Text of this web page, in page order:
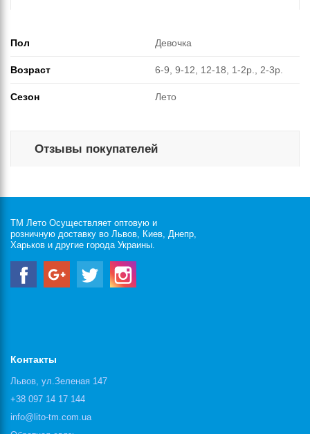
Пол Девочка
Возраст 6-9, 9-12, 12-18, 1-2р., 2-3р.
Сезон Лето
Отзывы покупателей
ТМ Лето Осуществляет оптовую и
розничную доставку во Львов, Киев, Днепр,
Харьков и другие города Украины.
Контакты
Львов, ул.Зеленая 147
+38 097 14 17 144
info@lito-tm.com.ua